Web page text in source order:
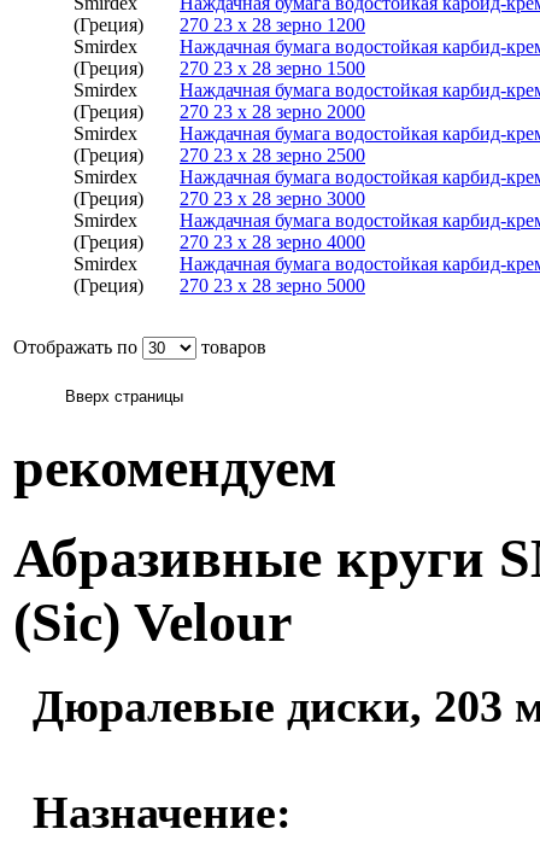
(Греция)
270 23 х 28 зерно 1200
Smirdex
(Греция)
Наждачная бумага водостойкая карбид-
270 23 х 28 зерно 1500
Smirdex
(Греция)
Наждачная бумага водостойкая карбид-
270 23 х 28 зерно 2000
Smirdex
(Греция)
Наждачная бумага водостойкая карбид-
270 23 х 28 зерно 2500
Smirdex
(Греция)
Наждачная бумага водостойкая карбид-
270 23 х 28 зерно 3000
Smirdex
(Греция)
Наждачная бумага водостойкая карбид-
270 23 х 28 зерно 4000
Smirdex
(Греция)
Наждачная бумага водостойкая карбид-
270 23 х 28 зерно 5000
Отображать по товаров
рекомендуем
Абразивные круги
(Sic) Velour
Дюралевые диски, 203
Назначение: